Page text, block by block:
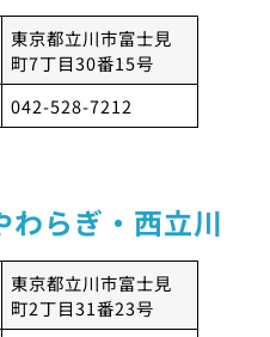
東京都立川市富士見
町7丁目30番15号
042-528-7212
わらぎ・西立川
東京都立川市富士見
町2丁目31番23号